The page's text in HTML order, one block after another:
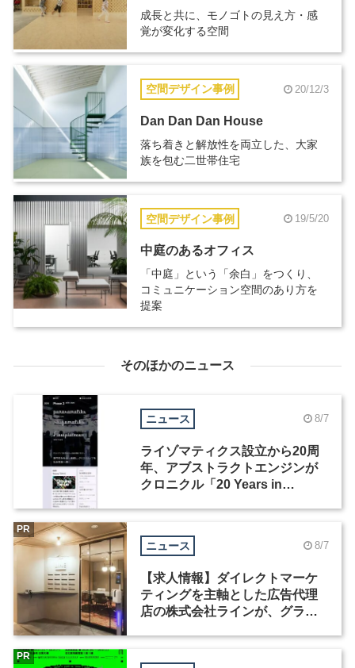
成長と共に、モノゴトの見え方・感
覚が変化する空間
空間デザイン事例 20/12/3
Dan Dan Dan House
落ち着きと解放性を両立した、大家
族を包む二世帯住宅
空間デザイン事例 19/5/20
中庭のあるオフィス
「中庭」という「余白」をつくり、
コミュニケーション空間のあり方を
提案
そのほかのニュース
ニュース 8/7
ライゾマティクス設立から20周
年、アブストラクトエンジンが
クロニクル「20 Years in
ニュース 8/7
【求人情報】ダイレクトマーケ
ティングを主軸とした広告代理
店の株式会社ラインが、グラフ
PR
PR